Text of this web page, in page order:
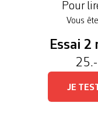
humaine,
Pour
Vous
Essai 2
25.-
JE